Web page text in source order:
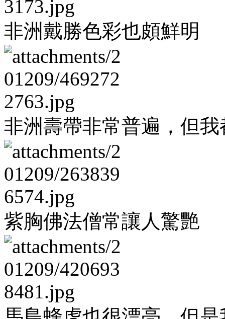
非洲戴勝色彩也頗鮮明
非洲壽帶非常普遍，但
紫胸佛法僧常讓人驚艷